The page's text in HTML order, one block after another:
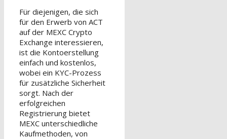
Für diejenigen, die sich
für den Erwerb von ACT
auf der MEXC Crypto
Exchange interessieren,
ist die Kontoerstellung
einfach und kostenlos,
wobei ein KYC-Prozess
für zusätzliche Sicherheit
sorgt. Nach der
erfolgreichen
Registrierung bietet
MEXC unterschiedliche
Kaufmethoden, von